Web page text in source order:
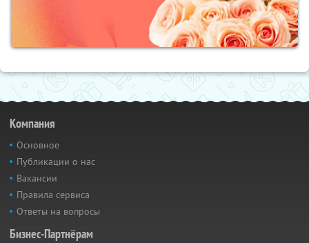
Компания
Основное
Публикации о нас
Вакансии
Правила сервиса
Ответы на вопросы
Бизнес-Партнёрам